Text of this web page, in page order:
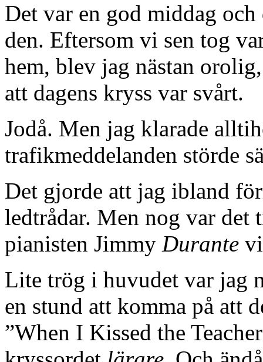
Det var en god middag
den. Eftersom vi sen tog
hem, blev jag nästan
att dagens kryss var svårt.
Jodå. Men jag klarade
trafikmeddelanden störde
Det gjorde att jag ibland
ledtrådar. Men nog var
pianisten Jimmy Durante
Lite trög i huvudet var jag
en stund att komma på att
”When I Kissed the